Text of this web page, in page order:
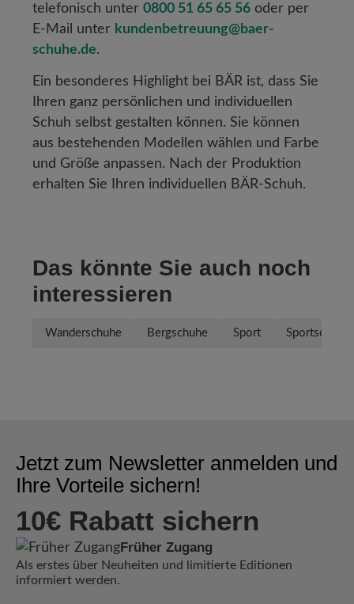
telefonisch unter 0800 51 65 65 56 oder per
E-Mail unter kundenbetreuung@baer-
schuhe.de.
Ein besonderes Highlight bei BÄR ist, dass Sie
Ihren ganz persönlichen und individuellen
Schuh selbst gestalten können. Sie können
aus bestehenden Modellen wählen und Farbe
und Größe anpassen. Nach der Produktion
erhalten Sie Ihren individuellen BÄR-Schuh.
Das könnte Sie auch noch
interessieren
Wanderschuhe Bergschuhe Sport Sportschuhe
Jetzt zum Newsletter anmelden und
Ihre Vorteile sichern!
10€ Rabatt sichern
Früher Zugang
Als erstes über Neuheiten und limitierte Editionen
informiert werden.